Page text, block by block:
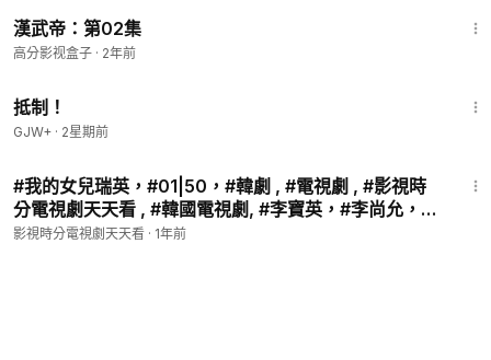
漢武帝：第02集
高分影视盒子 · 2年前
抵制！
GJW+ · 2星期前
#我的女兒瑞英，#01|50，#韓劇 , #電視劇 , #影視時
分電視劇天天看 , #韓國電視劇, #李寶英，#李尚允，#
千浩振，#樸海鎮，等主演， 該劇主要講述了既近又遠
影視時分電視劇天天看 · 1年前